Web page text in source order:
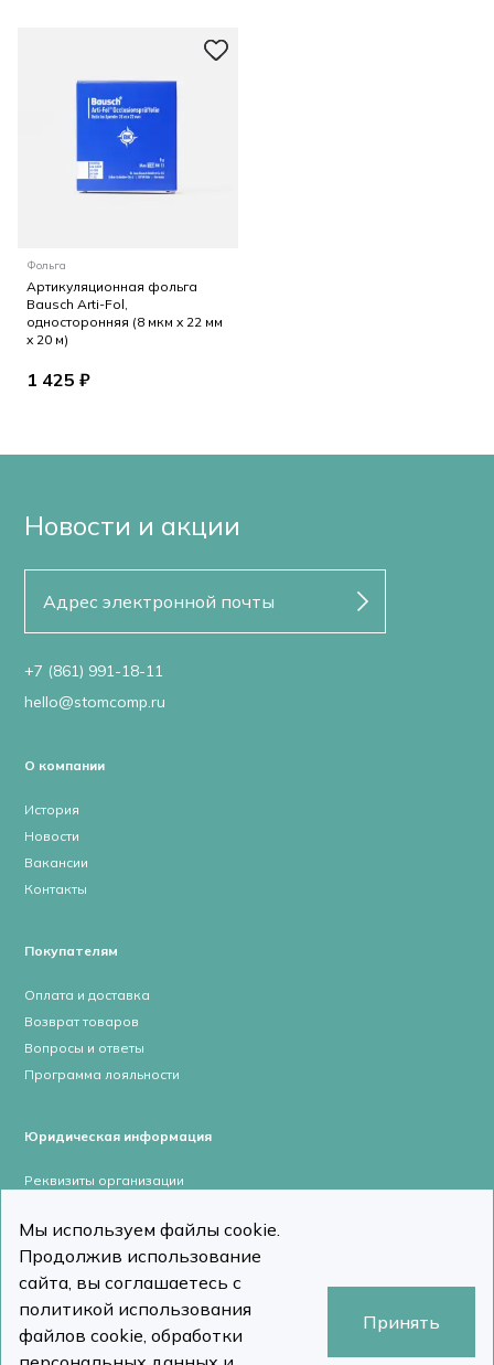
Фольга
Артикуляционная фольга
Bausch Arti-Fol,
односторонняя (8 мкм x 22 мм
x 20 м)
1 425 ₽
Новости и акции
+7 (861) 991-18-11
hello@stomcomp.ru
О компании
История
Новости
Вакансии
Контакты
Покупателям
Оплата и доставка
Возврат товаров
Вопросы и ответы
Программа лояльности
Юридическая информация
Реквизиты организации
Пользовательское соглашение
Политика конфиденциальности
Мы используем файлы cookie.
Продолжив использование
сайта, вы соглашаетесь с
политикой использования
файлов cookie, обработки
Принять